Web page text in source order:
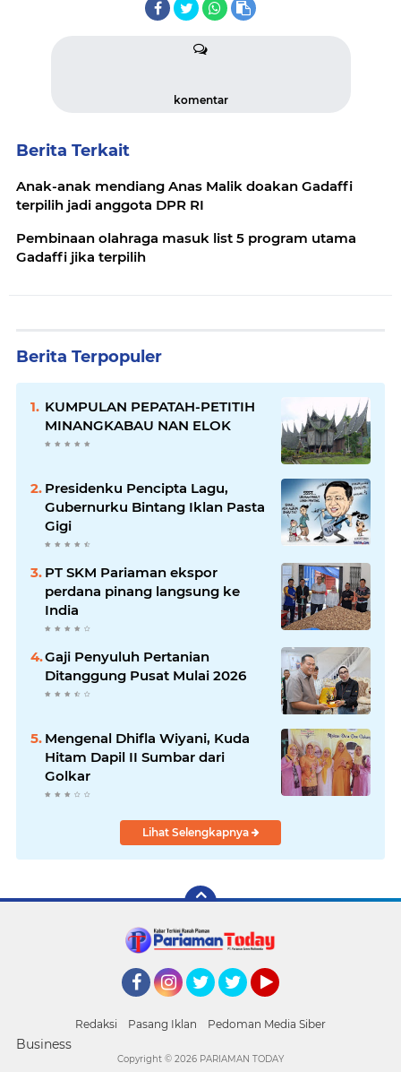
komentar
Berita Terkait
Anak-anak mendiang Anas Malik doakan Gadaffi
terpilih jadi anggota DPR RI
Pembinaan olahraga masuk list 5 program utama
Gadaffi jika terpilih
Berita Terpopuler
KUMPULAN PEPATAH-PETITIH
MINANGKABAU NAN ELOK
Presidenku Pencipta Lagu,
Gubernurku Bintang Iklan Pasta
Gigi
PT SKM Pariaman ekspor
perdana pinang langsung ke
India
Gaji Penyuluh Pertanian
Ditanggung Pusat Mulai 2026
Mengenal Dhifla Wiyani, Kuda
Hitam Dapil II Sumbar dari
Golkar
Lihat Selengkapnya
Redaksi Pasang Iklan Pedoman Media Siber
Business
Copyright © 2026 PARIAMAN TODAY